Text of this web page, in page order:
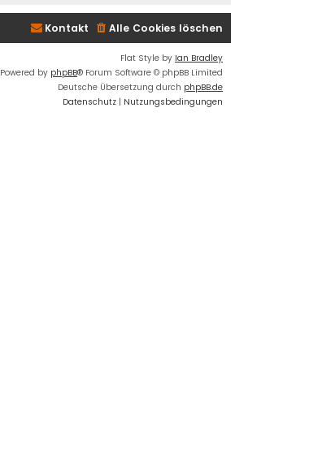
Alle Cookies löschen
Kontakt
Flat Style by Ian Bradley
Powered by phpBB® Forum Software © phpBB Limited
Deutsche Übersetzung durch phpBB.de
Datenschutz | Nutzungsbedingungen